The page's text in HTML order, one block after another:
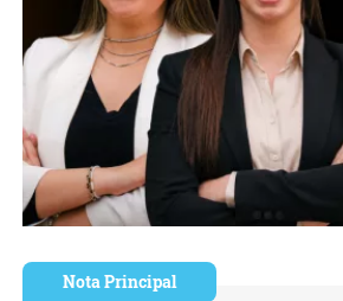
Nota Principal